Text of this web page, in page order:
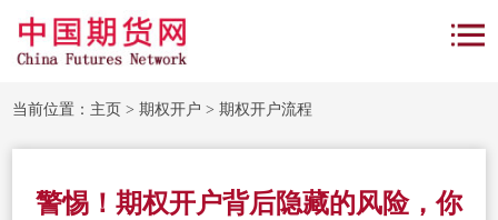
当前位置： 主页 >期权开户 >期权开户流程
警惕！期权开户背后隐藏的风险，你